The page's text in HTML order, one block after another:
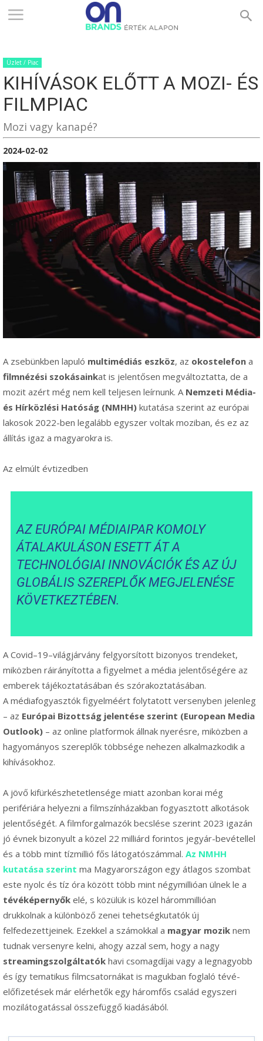
ONBRANDS
–
ALAPON
Üzlet / Piac
KIHÍVÁSOK ELŐTT A MOZI- ÉS
FILMPIAC
Mozi vagy kanapé?
2024-02-02
A zsebünkben lapuló multimédiás eszköz, az okostelefon a
filmnézési szokásainkat is jelentősen megváltoztatta, de a
mozit azért még nem kell teljesen leírnunk. A Nemzeti Média-
és Hírközlési Hatóság (NMHH) kutatása szerint az európai
lakosok 2022-ben legalább egyszer voltak moziban, és ez az
állítás igaz a magyarokra is.
Az elmúlt évtizedben
AZ EURÓPAI MÉDIAIPAR KOMOLY
ÁTALAKULÁSON ESETT ÁT A
TECHNOLÓGIAI INNOVÁCIÓK ÉS AZ ÚJ
GLOBÁLIS SZEREPLŐK MEGJELENÉSE
KÖVETKEZTÉBEN.
A Covid–19–világjárvány felgyorsított bizonyos trendeket,
miközben ráirányította a figyelmet a média jelentőségére az
emberek tájékoztatásában és szórakoztatásában.
A médiafogyasztók figyelméért folytatott versenyben jelenleg
– az Európai Bizottság jelentése szerint (European Media
Outlook) – az online platformok állnak nyerésre, miközben a
hagyományos szereplők többsége nehezen alkalmazkodik a
kihívásokhoz.
A jövő kifürkészhetetlensége miatt azonban korai még
perifériára helyezni a filmszínházakban fogyasztott alkotások
jelentőségét. A filmforgalmazók becslése szerint 2023 igazán
jó évnek bizonyult a közel 22 milliárd forintos jegyár-bevétellel
és a több mint tízmillió fős látogatószámmal. Az NMHH
kutatása szerint ma Magyarországon egy átlagos szombat
este nyolc és tíz óra között több mint négymillióan ülnek le a
tévéképernyők elé, s közülük is közel hárommillióan
drukkolnak a különböző zenei tehetségkutatók új
felfedezettjeinek. Ezekkel a számokkal a magyar mozik nem
tudnak versenyre kelni, ahogy azzal sem, hogy a nagy
streamingszolgáltatók havi csomagdíjai vagy a legnagyobb
és így tematikus filmcsatornákat is magukban foglaló tévé-
előfizetések már elérhetők egy háromfős család egyszeri
mozilátogatással összefüggő kiadásából.